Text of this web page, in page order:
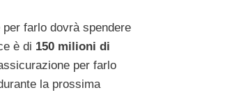
farlo dovrà spendere
è di 150 milioni di
per farlo
la prossima